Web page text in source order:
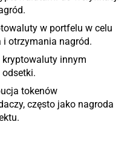
w portfelu w celu
otrzymania nagród.
innym
tokenów
często jako nagroda